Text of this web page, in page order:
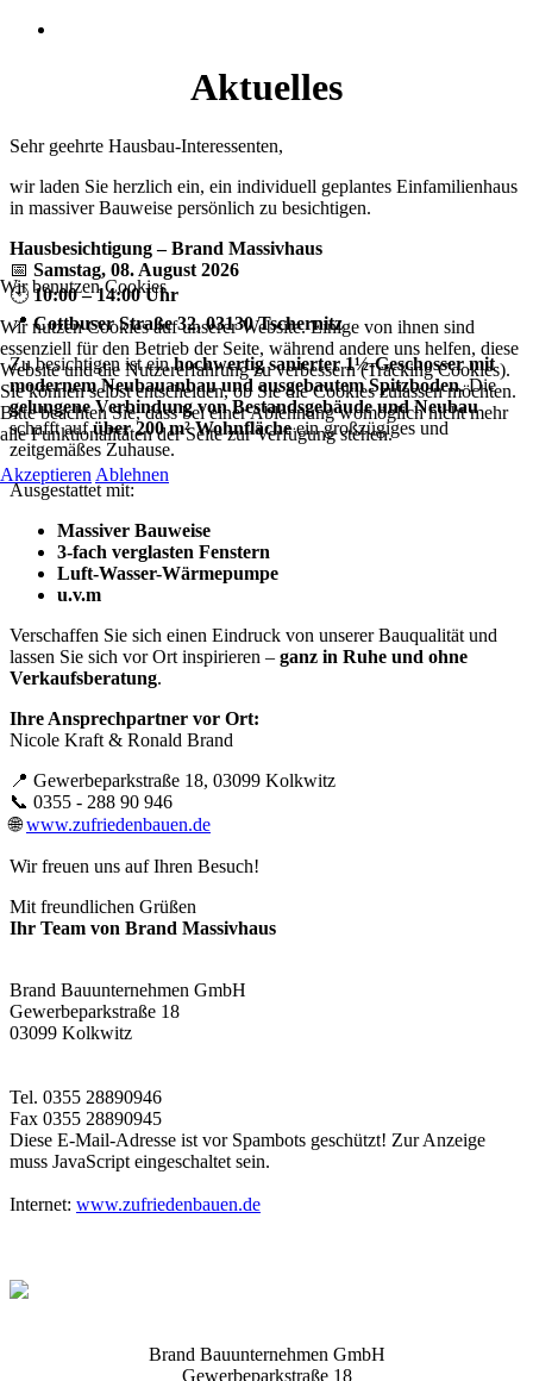
Aktuelles
Sehr geehrte Hausbau-Interessenten,
wir laden Sie herzlich ein, ein individuell geplantes Einfamilienhaus
in massiver Bauweise persönlich zu besichtigen.
Hausbesichtigung – Brand Massivhaus
📅 Samstag, 08. August 2026
🕙 10:00 – 14:00 Uhr
📍Cottbuser Straße 32, 03130 Tschernitz
Zu besichtigen ist einhochwertig sanierter 1½-Geschosser mit
modernem Neubauanbau und ausgebautem Spitzboden. Die
gelungene Verbindung von Bestandsgebäude und Neubau
schafft aufüber 200 m² Wohnflächeein großzügiges und
zeitgemäßes Zuhause.
Ausgestattet mit:
Massiver Bauweise
3-fach verglasten Fenstern
Luft-Wasser-Wärmepumpe
u.v.m
Verschaffen Sie sich einen Eindruck von unserer Bauqualität und
lassen Sie sich vor Ort inspirieren – ganz in Ruhe und ohne
Verkaufsberatung.
Ihre Ansprechpartner vor Ort:
Nicole Kraft & Ronald Brand
📍 Gewerbeparkstraße 18, 03099 Kolkwitz
📞 0355 - 288 90 946
🌐www.zufriedenbauen.de
Wir freuen uns auf Ihren Besuch!
Mit freundlichen Grüßen
Ihr Team von Brand Massivhaus
Brand Bauunternehmen GmbH
Gewerbeparkstraße 18
03099 Kolkwitz
Tel. 0355 28890946
Fax 0355 28890945
Diese E-Mail-Adresse ist vor Spambots geschützt! Zur Anzeige
muss JavaScript eingeschaltet sein.
Internet: www.zufriedenbauen.de
Brand Bauunternehmen GmbH
Gewerbeparkstraße 18
Wir benutzen Cookies
Wir nutzen Cookies auf unserer Website. Einige von ihnen sind
essenziell für den Betrieb der Seite, während andere uns helfen, diese
Website und die Nutzererfahrung zu verbessern (Tracking Cookies).
Sie können selbst entscheiden, ob Sie die Cookies zulassen möchten.
Bitte beachten Sie, dass bei einer Ablehnung womöglich nicht mehr
alle Funktionalitäten der Seite zur Verfügung stehen.
Akzeptieren Ablehnen